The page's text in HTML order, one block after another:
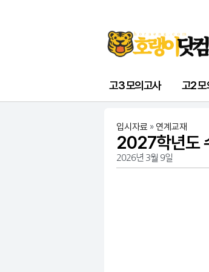
고3 모의고사 고2
입시자료 » 연계교재
2027학년도
2026년 3월 9일